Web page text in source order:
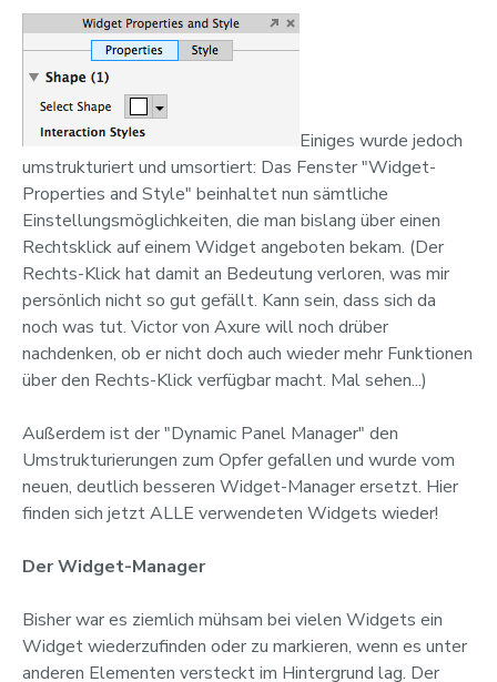
Einiges wurde jedoch
umstrukturiert und umsortiert: Das Fenster "Widget-
Properties and Style" beinhaltet nun sämtliche
Einstellungsmöglichkeiten, die man bislang über einen
Rechtsklick auf einem Widget angeboten bekam. (Der
Rechts-Klick hat damit an Bedeutung verloren, was mir
persönlich nicht so gut gefällt. Kann sein, dass sich da
noch was tut. Victor von Axure will noch drüber
nachdenken, ob er nicht doch auch wieder mehr Funktionen
über den Rechts-Klick verfügbar macht. Mal sehen...)
Außerdem ist der "Dynamic Panel Manager" den
Umstrukturierungen zum Opfer gefallen und wurde vom
neuen, deutlich besseren Widget-Manager ersetzt. Hier
finden sich jetzt ALLE verwendeten Widgets wieder!
Der Widget-Manager
Bisher war es ziemlich mühsam bei vielen Widgets ein
Widget wiederzufinden oder zu markieren, wenn es unter
anderen Elementen versteckt im Hintergrund lag. Der